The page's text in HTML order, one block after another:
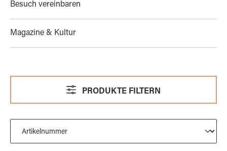
Besuch vereinbaren
Magazine & Kultur
PRODUKTE FILTERN